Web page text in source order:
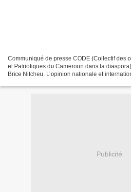
Communiqué de presse CODE (Collectif des
et Patriotiques du Cameroun dans la
Brice Nitcheu. L’opinion nationale et
Publicité